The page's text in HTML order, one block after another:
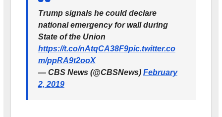
Trump signals he could declare
national emergency for wall during
State of the Union
https://t.co/nAtqCA38F9pic.twitter.co
m/ppRA9t2ooX
— CBS News (@CBSNews) February
2, 2019